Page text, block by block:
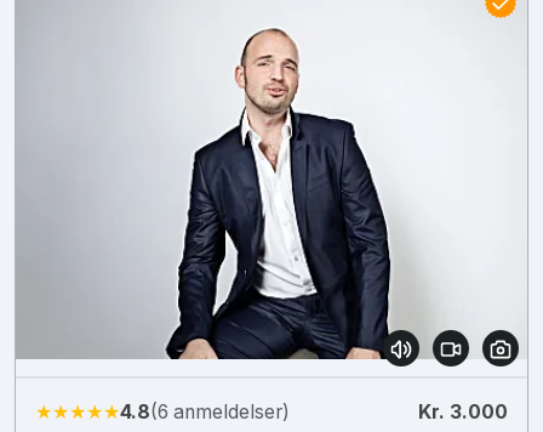
★★★★★4.8(6 anmeldelser) Kr. 3.000